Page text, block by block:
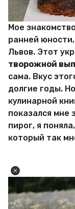
Мое
ранней
Львов. Этот
творожной
сама. Вкус
долгие годы.
кулинарной
показался мне
пирог, я
который так